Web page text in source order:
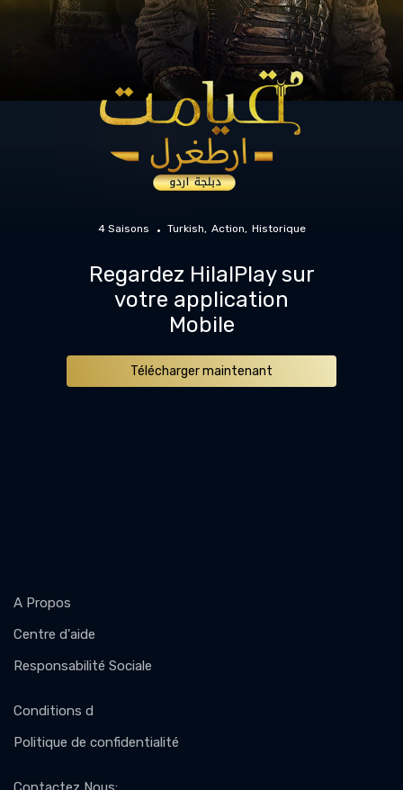
4 Saisons Turkish Action Historique
Regardez HilalPlay sur
votre application
Mobile
Télécharger maintenant
A Propos
Centre d'aide
Responsabilité Sociale
Conditions d
Politique de confidentialité